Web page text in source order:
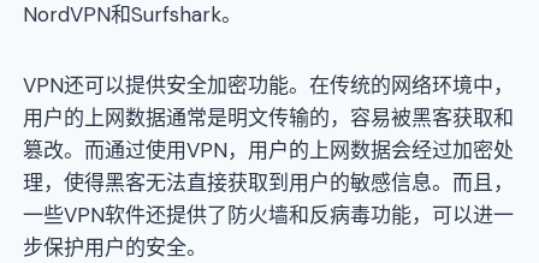
NordVPN和Surfshark。
VPN还可以提供安全加密功能。在传统的网络环境中，
用户的上网数据通常是明文传输的，容易被黑客获取和
篡改。而通过使用VPN，用户的上网数据会经过加密处
理，使得黑客无法直接获取到用户的敏感信息。而且，
一些VPN软件还提供了防火墙和反病毒功能，可以进一
步保护用户的安全。